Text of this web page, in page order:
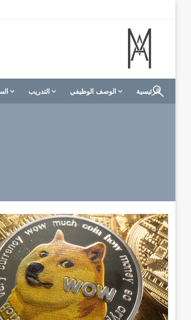
M A hotels | إم ايه هوتيلز
الموقع الأول للعاملين في الفنادق في العالم
الرئيسية الوصف الوظيفي التدريب